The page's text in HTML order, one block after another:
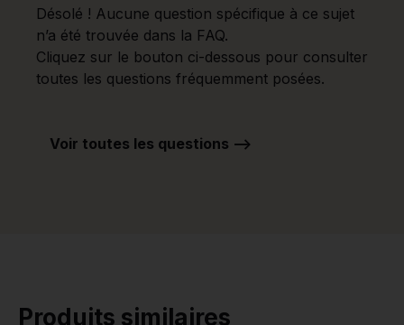
Désolé ! Aucune question spécifique à ce sujet
n’a été trouvée dans la FAQ.
Cliquez sur le bouton ci-dessous pour consulter
toutes les questions fréquemment posées.
Voir toutes les questions -->
Produits similaires